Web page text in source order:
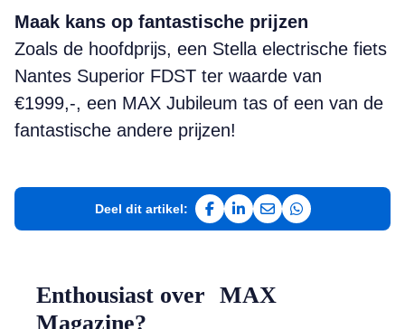
Maak kans op fantastische prijzen
Zoals de hoofdprijs, een Stella electrische fiets
Nantes Superior FDST ter waarde van
€1999,-, een MAX Jubileum tas of een van de
fantastische andere prijzen!
Deel dit artikel:
Deel op Facebook
Deel op LinkedIn
Deel via e-mail
Deel via
Enthousiast over MAX
Magazine?